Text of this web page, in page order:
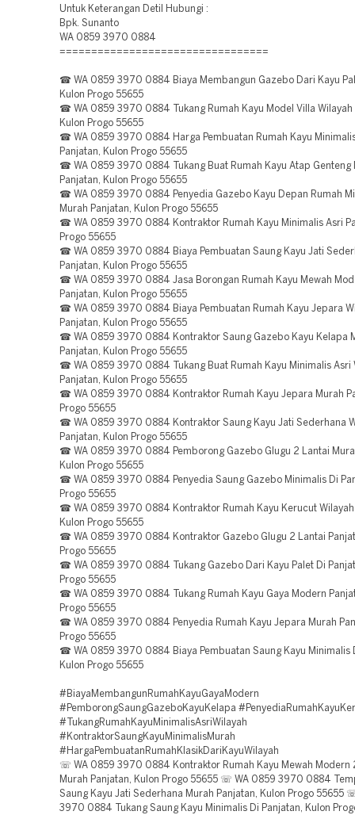
Untuk Keterangan Detil Hubungi :
Bpk. Sunanto
WA 0859 3970 0884
=================================
☎ WA 0859 3970 0884 Biaya Membangun Gazebo Dari Kayu
Kulon Progo 55655
☎ WA 0859 3970 0884 Tukang Rumah Kayu Model Villa Wilayah
Kulon Progo 55655
☎ WA 0859 3970 0884 Harga Pembuatan Rumah Kayu
Panjatan, Kulon Progo 55655
☎ WA 0859 3970 0884 Tukang Buat Rumah Kayu Atap Genteng
Panjatan, Kulon Progo 55655
☎ WA 0859 3970 0884 Penyedia Gazebo Kayu Depan Rumah
Murah Panjatan, Kulon Progo 55655
☎ WA 0859 3970 0884 Kontraktor Rumah Kayu Minimalis Asri
Progo 55655
☎ WA 0859 3970 0884 Biaya Pembuatan Saung Kayu Jati
Panjatan, Kulon Progo 55655
☎ WA 0859 3970 0884 Jasa Borongan Rumah Kayu Mewah
Panjatan, Kulon Progo 55655
☎ WA 0859 3970 0884 Biaya Pembuatan Rumah Kayu Jepara
Panjatan, Kulon Progo 55655
☎ WA 0859 3970 0884 Kontraktor Saung Gazebo Kayu Kelapa
Panjatan, Kulon Progo 55655
☎ WA 0859 3970 0884 Tukang Buat Rumah Kayu Minimalis Asri
Panjatan, Kulon Progo 55655
☎ WA 0859 3970 0884 Kontraktor Rumah Kayu Jepara Murah
Progo 55655
☎ WA 0859 3970 0884 Kontraktor Saung Kayu Jati Sederhana
Panjatan, Kulon Progo 55655
☎ WA 0859 3970 0884 Pemborong Gazebo Glugu 2 Lantai
Kulon Progo 55655
☎ WA 0859 3970 0884 Penyedia Saung Gazebo Minimalis Di
Progo 55655
☎ WA 0859 3970 0884 Kontraktor Rumah Kayu Kerucut Wilayah
Kulon Progo 55655
☎ WA 0859 3970 0884 Kontraktor Gazebo Glugu 2 Lantai
Progo 55655
☎ WA 0859 3970 0884 Tukang Gazebo Dari Kayu Palet Di
Progo 55655
☎ WA 0859 3970 0884 Tukang Rumah Kayu Gaya Modern
Progo 55655
☎ WA 0859 3970 0884 Penyedia Rumah Kayu Jepara Murah
Progo 55655
☎ WA 0859 3970 0884 Biaya Pembuatan Saung Kayu Minimalis
Kulon Progo 55655
#BiayaMembangunRumahKayuGayaModern
#PemborongSaungGazeboKayuKelapa
#TukangRumahKayuMinimalisAsriWilayah
#KontraktorSaungKayuMinimalisMurah
#HargaPembuatanRumahKlasikDariKayuWilayah
☏ WA 0859 3970 0884 Kontraktor Rumah Kayu Mewah Modern
Murah Panjatan, Kulon Progo 55655 ☏ WA 0859 3970 0884
Saung Kayu Jati Sederhana Murah Panjatan, Kulon Progo 55655
3970 0884 Tukang Saung Kayu Minimalis Di Panjatan, Kulon